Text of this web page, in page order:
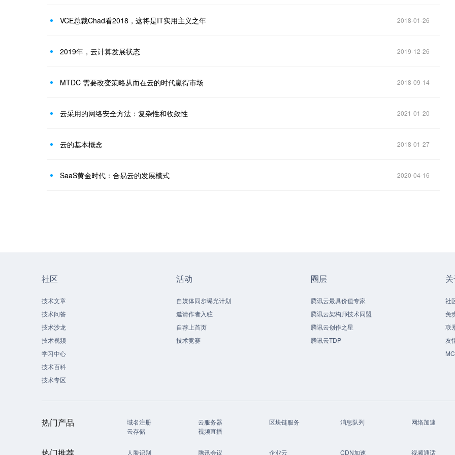
VCE总裁Chad看2018，这将是IT实用主义之年 2018-01-26
2019年，云计算发展状态 2019-12-26
MTDC 需要改变策略从而在云的时代赢得市场 2018-09-14
云采用的网络安全方法：复杂性和收敛性 2021-01-20
云的基本概念 2018-01-27
SaaS黄金时代：合易云的发展模式 2020-04-16
社区
技术文章
技术问答
技术沙龙
技术视频
学习中心
技术百科
技术专区
活动
自媒体同步曝光计划
邀请作者入驻
自荐上首页
技术竞赛
圈层
腾讯云最具价值专家
腾讯云架构师技术同盟
腾讯云创作之星
腾讯云TDP
社
免
联
友
热门产品 域名注册 云服务器 区块链服务 消息队列
网络加速
云存储
视频直播
热门推荐 人脸识别 腾讯会议 企业云 CDN加速 视频通话